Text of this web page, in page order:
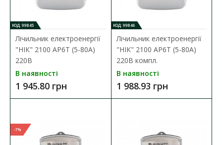
Коробка під одно- трифазний лічильник DOT.3-1
НІК
Коробка для лічильника призначена для зовнішньої
установки однофазних лічильників електричної е..
КОД: 99845
Лічильник електроенергії
"НІК" 2100 АP6T (5-80А)
220В
В наявності
1 945.80 грн
КОД: 99846
Лічильник електроенергії
"НІК" 2100 АP6T (5-80А)
220В компл.
В наявності
1 988.93 грн
-7%